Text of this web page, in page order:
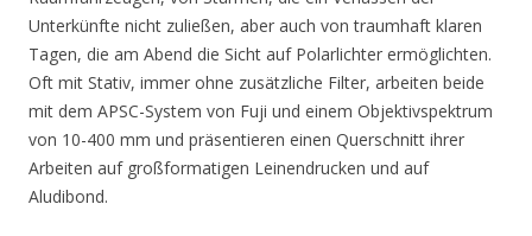
Unterkünfte nicht zuließen, aber auch von traumhaft klaren
Tagen, die am Abend die Sicht auf Polarlichter ermöglichten.
Oft mit Stativ, immer ohne zusätzliche Filter, arbeiten beide
mit dem APSC-System von Fuji und einem Objektivspektrum
von 10-400 mm und präsentieren einen Querschnitt ihrer
Arbeiten auf großformatigen Leinendrucken und auf
Aludibond.